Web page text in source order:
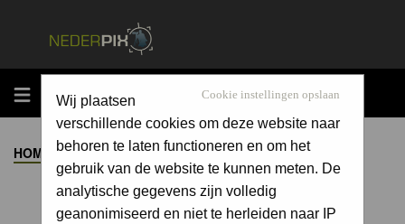
MENU Cookie instellingen opslaan
Wij plaatsen
verschillende cookies om deze website naar
behoren te laten functioneren en om het
gebruik van de website te kunnen meten. De
analytische gegevens zijn volledig
geanonimiseerd en niet te herleiden naar IP
HOME >ALBUM >